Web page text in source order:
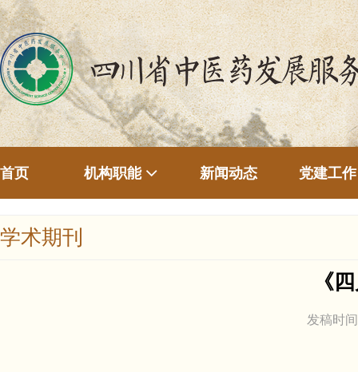
首页 机构职能 新闻动态 党建工作
学术期刊
《
发稿时